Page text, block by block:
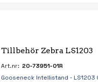
Tillbehör Zebra LS1203
Art.nr: 20-73951-01R
Gooseneck Intellistand - LS1203